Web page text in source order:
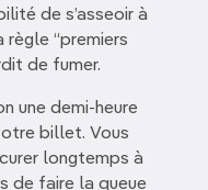
de s’asseoir à
règle “premiers
de fumer.
une demi-heure
billet. Vous
longtemps à
de faire la queue